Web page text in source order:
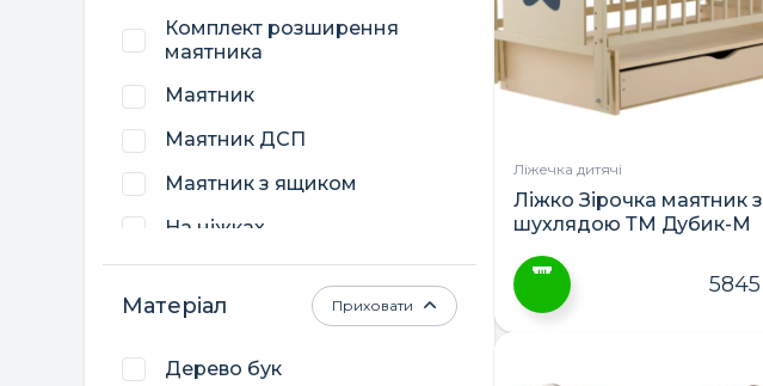
Комплект розширення
маятника
Маятник
Маятник ДСП
Маятник з ящиком
На ніжках
Система кріплення
Функція люльки
Ящик
Матеріал
Дерево бук
Приховати
вибрати
на
товару
Ліжечка дитячі
Ліжко Зірочка маятник з
шухлядою ТМ Дубик-М
5845